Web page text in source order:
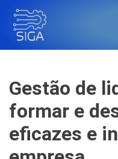
Gestão de
formar e
eficazes e